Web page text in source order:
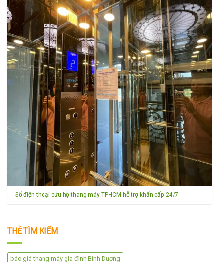
Số điện thoại cứu hộ thang máy TPHCM hỗ trợ khẩn cấp 24/7
THẺ TÌM KIẾM
báo giá thang máy gia đình Bình Dương